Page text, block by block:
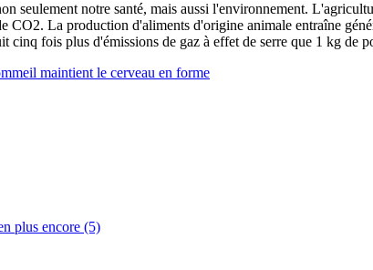
seulement notre santé, mais aussi l'environnement.
CO2. La production d'aliments d'origine animale entraîne
cinq fois plus d'émissions de gaz à effet de serre que 1 kg
maintient le cerveau en forme
plus encore (5)